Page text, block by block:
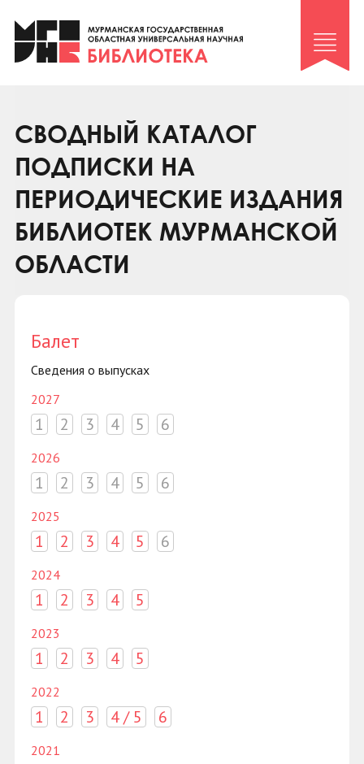
Клуб «Гиря и сельдерей»
Клуб «Семейный архив»
Коллегам
Контакты
СВОДНЫЙ КАТАЛОГ
ПОДПИСКИ НА
ПЕРИОДИЧЕСКИЕ ИЗДАНИЯ
БИБЛИОТЕК МУРМАНСКОЙ
ОБЛАСТИ
Балет
Сведения о выпусках
2027
1 2 3 4 5 6
2026
1 2 3 4 5 6
2025
1 2 3 4 5 6
2024
1 2 3 4 5
2023
1 2 3 4 5
2022
1 2 3 4 / 5 6
2021